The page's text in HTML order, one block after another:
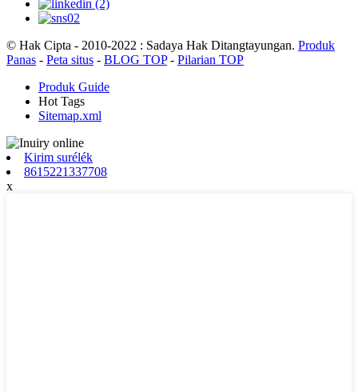
© Hak Cipta - 2010-2022 : Sadaya Hak Ditangtayungan. Produk
Panas - Peta situs - BLOG TOP- Pilarian TOP
Produk Guide
Hot Tags
Sitemap.xml
Kirim surélék
8615221337708
x